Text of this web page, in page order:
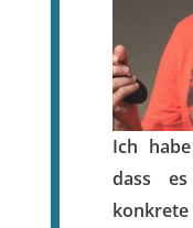
Ich
dass